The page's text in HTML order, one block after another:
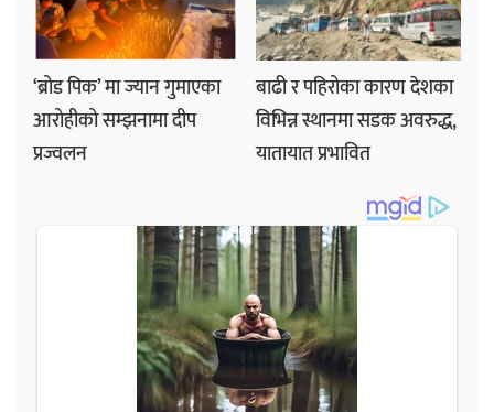
‘ब्रोड पिक’ मा ज्यान गुमाएका
आरोहीको सम्झनामा दीप
प्रज्वलन
बाढी र पहिरोका कारण देशका
विभिन्न स्थानमा सडक अवरुद्ध,
यातायात प्रभावित